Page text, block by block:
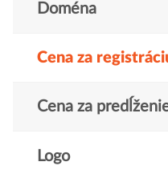
Doména
Cena za
Cena za
Logo